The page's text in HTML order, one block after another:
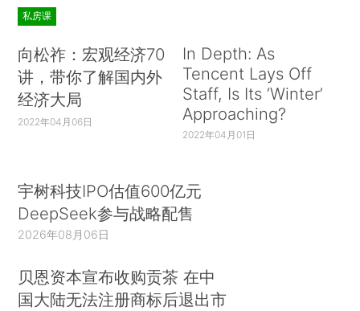
私房课
向松祚：宏观经济70
讲，带你了解国内外
经济大局
2022年04月06日
In Depth: As
Tencent Lays Off
Staff, Is Its ‘Winter’
Approaching?
2022年04月01日
宇树科技IPO估值600亿元
DeepSeek参与战略配售
2026年08月06日
贝恩资本宣布收购贡茶 在中
国大陆无法注册商标后退出市